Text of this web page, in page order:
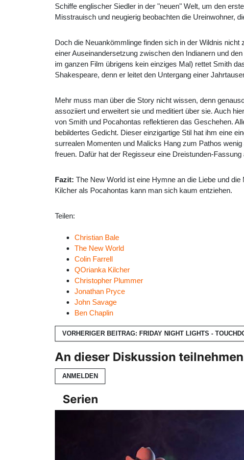
Schiffe englischer Siedler in der "neuen" Welt, um den
Misstrauisch und neugierig beobachten die Ureinwohner,
Doch die Neuankömmlinge finden sich in der Wildnis
einer Auseinandersetzung zwischen den Indianern und
im ganzen Film übrigens kein einziges Mal) rettet Smith
Shakespeare, denn er leitet den Untergang einer
Mehr muss man über die Story nicht wissen, denn
assoziiert und erweitert sie und meditiert über sie. Auch
von Smith und Pocahontas reflektieren das Geschehen.
bebildertes Gedicht. Dieser einzigartige Stil hat ihm eine
surrealen Momenten und Malicks Hang zum Pathos
freuen. Dafür hat der Regisseur eine Dreistunden-
Fazit: The New World ist eine Hymne an die Liebe und
Kilcher als Pocahontas kann man sich kaum entziehen.
Teilen:
Christian Bale
The New World
Colin Farrell
QOrianka Kilcher
Christopher Plummer
Jonathan Pryce
John Savage
Ben Chaplin
VORHERIGER BEITRAG: FRIDAY NIGHT LIGHTS -
An dieser Diskussion
ANMELDEN
Serien